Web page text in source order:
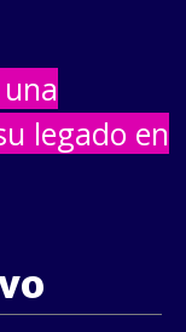
legado en